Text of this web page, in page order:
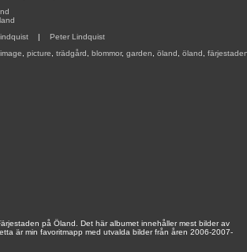
| Peter Lindquist
image picture trädgård blommor, garden öland öland
på Öland. Det här albumet innehåller mest bilder av
är min favoritmapp med utvalda bilder från åren 2006-2007-